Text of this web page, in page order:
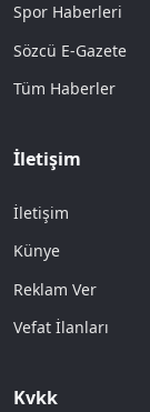
Spor Haberleri
Sözcü E-Gazete
Tüm Haberler
İletişim
İletişim
Künye
Reklam Ver
Vefat İlanları
Kvkk